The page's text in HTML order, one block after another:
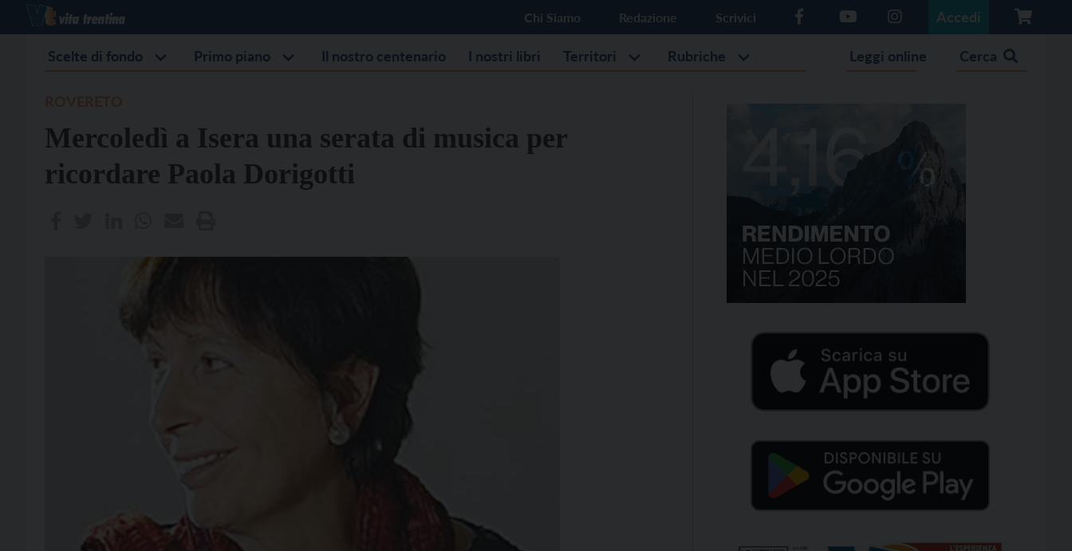
Chi Siamo Redazione Scrivici Accedi
Scelte di fondo Primo piano Il nostro centenario I nostri libri Territori Rubriche Leggi online Cerca
Mercoledì a Isera una serata di musica per
ricordare Paola Dorigotti